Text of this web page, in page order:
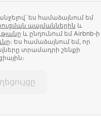
ես համաձայնում եմ
պայմաններին և
և ընդունում եմ Airbnb-ի
։ Ես համաձայնում եմ, որ
տրամադրի շենքի